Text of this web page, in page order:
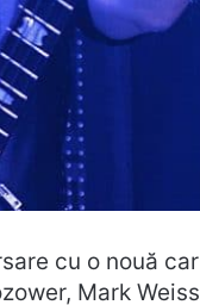
cu o nouă
Mark